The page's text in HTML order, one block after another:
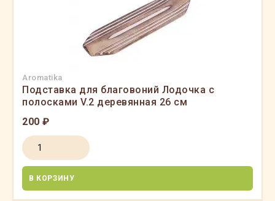
Aromatika
Подставка для благовоний Лодочка с
полосками V.2 деревянная 26 см
200 ₽
В КОРЗИНУ